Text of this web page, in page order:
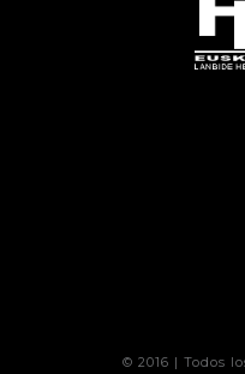
© 2016 | Todos